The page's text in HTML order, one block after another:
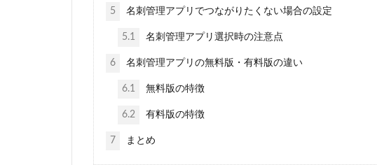
5 名刺管理アプリでつながりたくない場合の設定
5.1 名刺管理アプリ選択時の注意点
6 名刺管理アプリの無料版・有料版の違い
6.1 無料版の特徴
6.2 有料版の特徴
7 まとめ